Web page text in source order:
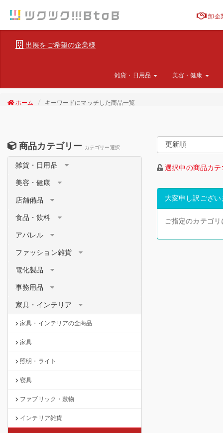
卸企
出展をご希望の企業様
雑貨・日用品 美容・健康
ホーム キーワードにマッチした商品一覧
商品カテゴリー カテゴリー選択
雑貨・日用品
美容・健康
店舗備品
食品・飲料
アパレル
ファッション雑貨
電化製品
事務用品
家具・インテリア
家具・インテリアの全商品
家具
照明・ライト
寝具
ファブリック・敷物
インテリア雑貨
選択中の商品カ
大変申し訳ござい
ご指定のカテゴ